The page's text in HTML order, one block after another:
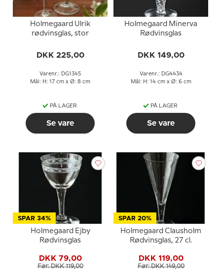
Holmegaard Ulrik
rødvinsglas, stor
DKK 225,00
Varenr.: DG1345
Mål: H: 17 cm x Ø: 8 cm
PÅ LAGER
Se vare
Holmegaard Minerva
Rødvinsglas
DKK 149,00
Varenr.: DG4434
Mål: H: 14 cm x Ø: 6 cm
PÅ LAGER
Se vare
SPAR 34%
Holmegaard Ejby
Rødvinsglas
DKK 79,00
Før: DKK 119,00
SPAR 20%
Holmegaard Clausholm
Rødvinsglas, 27 cl.
DKK 119,00
Før: DKK 149,00